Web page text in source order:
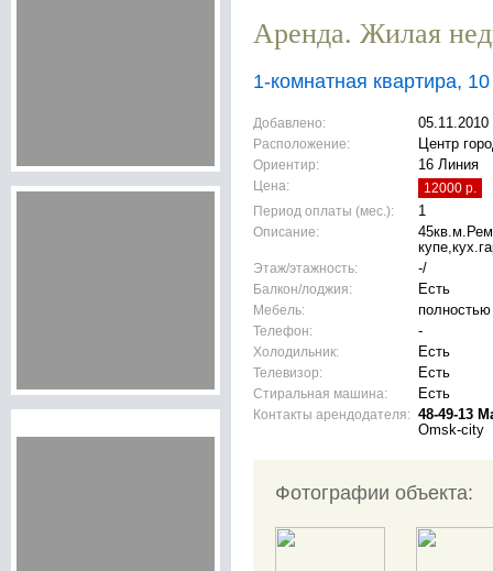
Аренда. Жилая
1-комнатная квартира,
Добавлено:
05.11.2010
Расположение:
Центр
Ориентир:
16 Линия
Цена:
12000 р.
Период оплаты (мес.):
1
Описание:
Этаж/этажность:
-/
Балкон/лоджия:
Есть
Мебель:
полностью
Телефон:
-
Холодильник:
Есть
Телевизор:
Есть
Стиральная машина:
Есть
Контакты арендодателя: 48-49-13
Omsk-city
Фотографии объекта: